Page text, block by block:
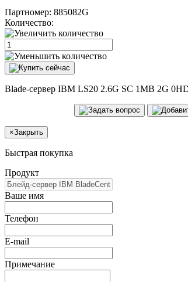
Партномер: 885082G
Количество:
Blade-сервер IBM LS20 2.6G SC 1MB 2G
×Закрыть
Быстрая покупка
Продукт
Ваше имя
Телефон
E-mail
Примечание